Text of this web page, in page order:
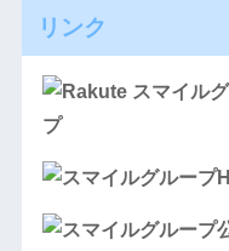
リンク
プ